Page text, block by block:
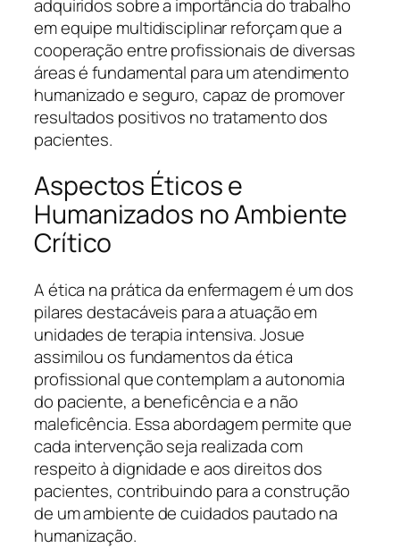
adquiridos sobre a importância do trabalho
em equipe multidisciplinar reforçam que a
cooperação entre profissionais de diversas
áreas é fundamental para um atendimento
humanizado e seguro, capaz de promover
resultados positivos no tratamento dos
pacientes.
Aspectos Éticos e
Humanizados no Ambiente
Crítico
A ética na prática da enfermagem é um dos
pilares destacáveis para a atuação em
unidades de terapia intensiva. Josue
assimilou os fundamentos da ética
profissional que contemplam a autonomia
do paciente, a beneficência e a não
maleficência. Essa abordagem permite que
cada intervenção seja realizada com
respeito à dignidade e aos direitos dos
pacientes, contribuindo para a construção
de um ambiente de cuidados pautado na
humanização.